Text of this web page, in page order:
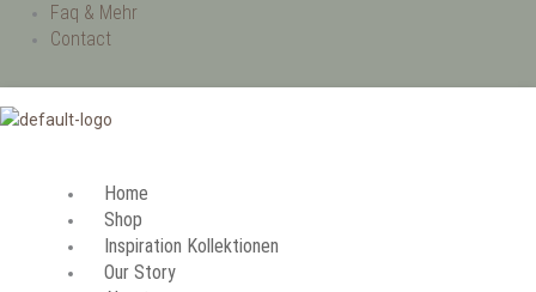
Faq & Mehr
Contact
Home
Shop
Inspiration Kollektionen
Our Story